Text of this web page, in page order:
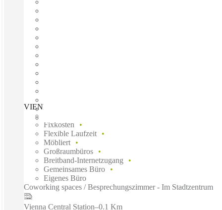
VIENNA, Spaces Icon Central Station, Vienna, 1100
Fixkosten
Flexible Laufzeit
Möbliert
Großraumbüros
Breitband-Internetzugang
Gemeinsames Büro
Eigenes Büro
Coworking spaces / Besprechungszimmer - Im Stadtzentrum
Vienna Central Station–0.1 Km